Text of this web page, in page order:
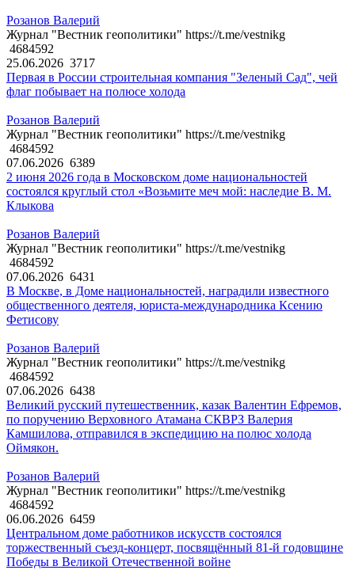
Розанов Валерий
Журнал "Вестник геополитики" https://t.me/vestnikg
4684592
25.06.2026 3717
Первая в России строительная компания "Зеленый Сад", чей
флаг побывает на полюсе холода
Розанов Валерий
Журнал "Вестник геополитики" https://t.me/vestnikg
4684592
07.06.2026 6389
2 июня 2026 года в Московском доме национальностей
состоялся круглый стол «Возьмите меч мой: наследие В. М.
Клыкова
Розанов Валерий
Журнал "Вестник геополитики" https://t.me/vestnikg
4684592
07.06.2026 6431
В Москве, в Доме национальностей, наградили известного
общественного деятеля, юриста-международника Ксению
Фетисову
Розанов Валерий
Журнал "Вестник геополитики" https://t.me/vestnikg
4684592
07.06.2026 6438
Великий русский путешественник, казак Валентин Ефремов,
по поручению Верховного Атамана СКВРЗ Валерия
Камшилова, отправился в экспедицию на полюс холода
Оймякон.
Розанов Валерий
Журнал "Вестник геополитики" https://t.me/vestnikg
4684592
06.06.2026 6459
Центральном доме работников искусств состоялся
торжественный съезд-концерт, посвящённый 81-й годовщине
Победы в Великой Отечественной войне